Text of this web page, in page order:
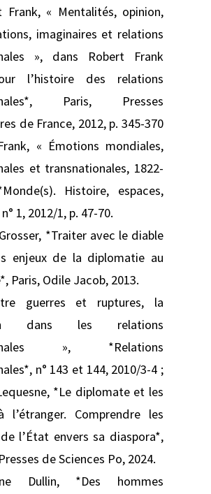
Frank, « Mentalités, opinion,
imaginaires et relations
», dans Robert Frank
l’histoire des relations
Paris, Presses
de France, 2012, p. 345-370
« Émotions mondiales,
et transnationales, 1822-
Histoire, espaces,
1, 2012/1, p. 47-70.
*Traiter avec le diable
enjeux de la diplomatie au
Paris, Odile Jacob, 2013.
guerres et ruptures, la
dans les relations
», *Relations
n° 143 et 144, 2010/3-4 ;
*Le diplomate et les
l’étranger. Comprendre les
l’État envers sa diaspora*,
de Sciences Po, 2024.
Dullin, *Des hommes